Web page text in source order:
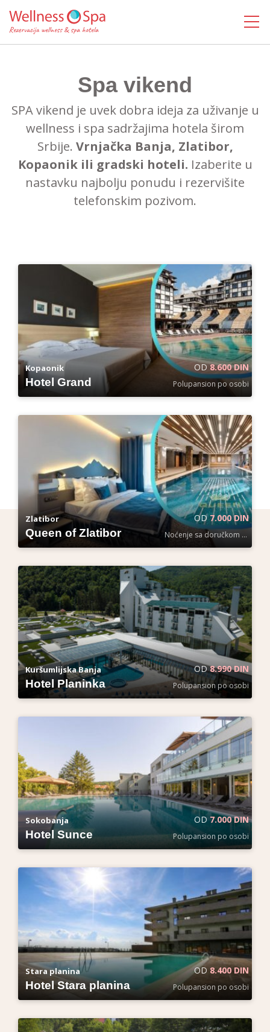
Spa vikend
SPA vikend je uvek dobra ideja za uživanje u
wellness i spa sadržajima hotela širom
Srbije. Vrnjačka Banja, Zlatibor,
Kopaonik ili gradski hoteli. Izaberite u
nastavku najbolju ponudu i rezervišite
telefonskim pozivom.
Kopaonik
Hotel Grand
OD8.600 DIN
Polupansion po osobi
Zlatibor
Queen of Zlatibor
OD7.000 DIN
Noćenje sa doručkom po osobi
Kuršumlijska Banja
Hotel Planinka
OD8.990 DIN
Polupansion po osobi
Sokobanja
Hotel Sunce
OD7.000 DIN
Polupansion po osobi
Stara planina
Hotel Stara planina
OD 8.400 DIN
Polupansion po osobi